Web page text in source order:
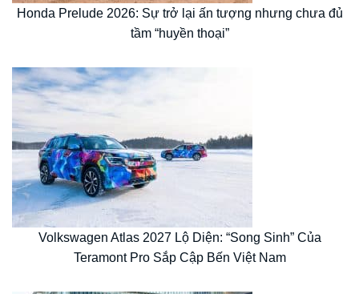
Honda Prelude 2026: Sự trở lại ấn tượng nhưng chưa đủ
tầm “huyền thoại”
Volkswagen Atlas 2027 Lộ Diện: “Song Sinh” Của
Teramont Pro Sắp Cập Bến Việt Nam